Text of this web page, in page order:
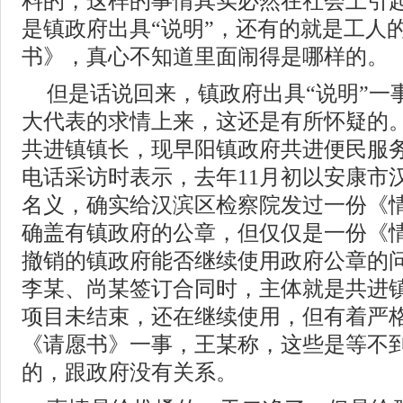
是镇政府出具“说明”，还有的就是工人
书》，真心不知道里面闹得是哪样的。
但是话说回来，镇政府出具“说明”一
大代表的求情上来，这还是有所怀疑的
共进镇镇长，现早阳镇政府共进便民服
电话采访时表示，去年11月初以安康市
名义，确实给汉滨区检察院发过一份《
确盖有镇政府的公章，但仅仅是一份《
撤销的镇政府能否继续使用政府公章的
李某、尚某签订合同时，主体就是共进
项目未结束，还在继续使用，但有着严
《请愿书》一事，王某称，这些是等不
的，跟政府没有关系。